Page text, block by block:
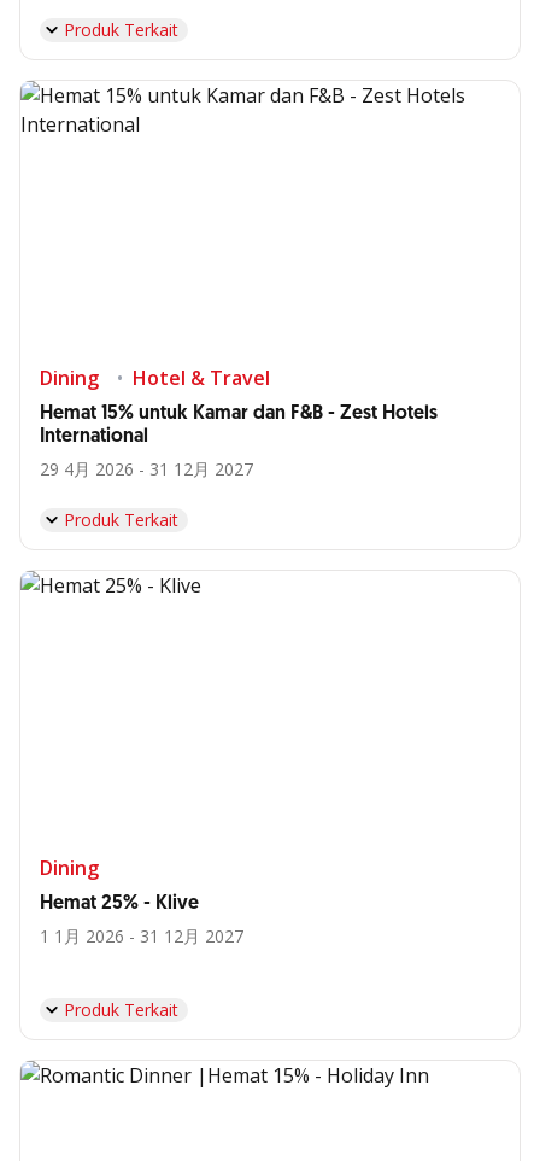
Produk Terkait
Dining Hotel & Travel
Hemat 15% untuk Kamar dan F&B - Zest Hotels
International
29 4月 2026 - 31 12月 2027
Produk Terkait
Dining
Hemat 25% - Klive
1 1月 2026 - 31 12月 2027
Produk Terkait